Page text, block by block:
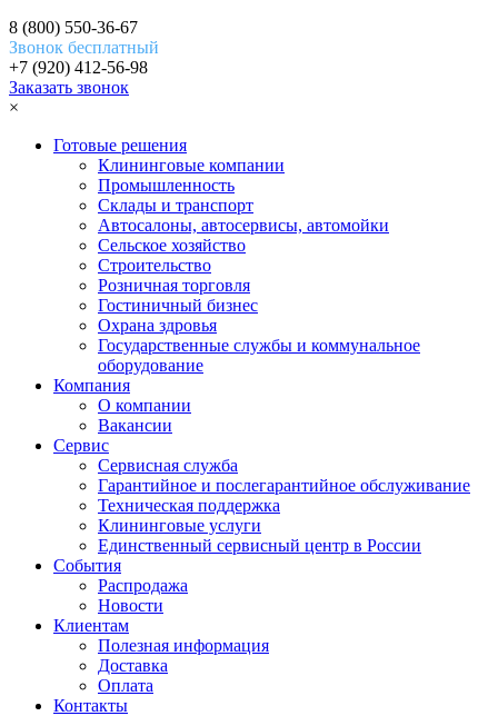
8 (800) 550-36-67
Звонок бесплатный
+7 (920) 412-56-98
Заказать звонок
×
Готовые решения
Клининговые компании
Промышленность
Склады и транспорт
Автосалоны, автосервисы, автомойки
Сельское хозяйство
Строительство
Розничная торговля
Гостиничный бизнес
Охрана здровья
Государственные службы и коммунальное
оборудование
Компания
О компании
Вакансии
Сервис
Сервисная служба
Гарантийное и послегарантийное обслуживание
Техническая поддержка
Клининговые услуги
Единственный сервисный центр в России
События
Распродажа
Новости
Клиентам
Полезная информация
Доставка
Оплата
Контакты